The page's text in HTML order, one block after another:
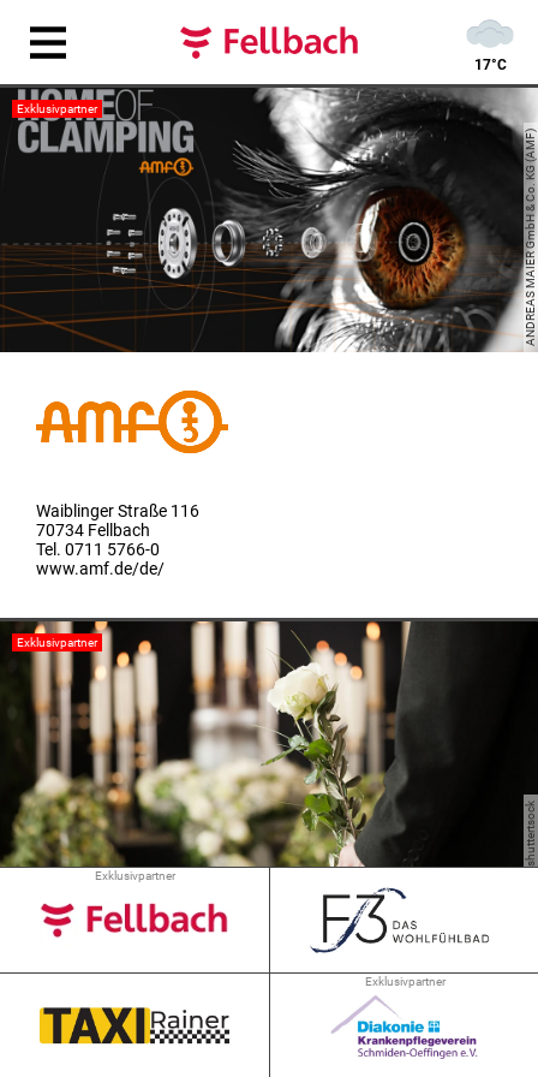
17°C
ANDREAS MAIER GmbH & Co. KG (AMF)
Exklusivpartner
Waiblinger Straße 116
70734 Fellbach
Tel. 0711 5766-0
www.amf.de/de/
©shuttertsock
Exklusivpartner
Schwabstraße 6
Exklusivpartner
Exklusivpartner